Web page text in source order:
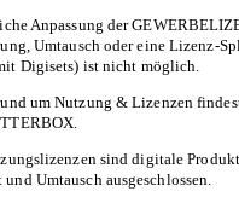
Anpassung der
Umtausch oder eine Lizenz-
Digisets) ist nicht möglich.
um Nutzung & Lizenzen
sind digitale
Umtausch ausgeschlossen.